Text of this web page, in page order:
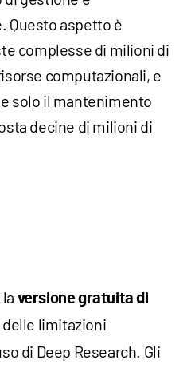
Questo aspetto è
complesse di milioni di
computazionali, e
solo il mantenimento
decine di milioni di
versione gratuita di
limitazioni
di Deep Research. Gli